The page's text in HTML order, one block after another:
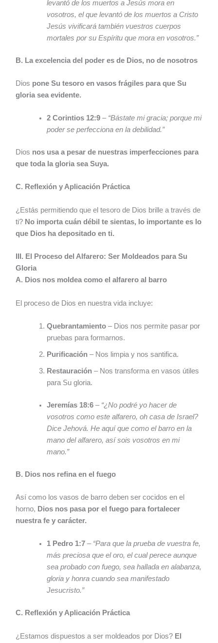
levantó de los muertos a Jesús mora en
vosotros, el que levantó de los muertos a Cristo
Jesús vivificará también vuestros cuerpos
mortales por su Espíritu que mora en vosotros.”
B. La excelencia del poder es de Dios, no de nosotros
Dios pone Su tesoro en vasos frágiles para que Su
gloria sea evidente.
2 Corintios 12:9 – “Bástate mi gracia; porque mi
poder se perfecciona en la debilidad.”
Dios nos usa a pesar de nuestras imperfecciones para
que toda la gloria sea Suya.
C. Reflexión y Aplicación Práctica
¿Estás permitiendo que el tesoro de Dios brille a través de
ti? No importa cuán débil te sientas, lo importante es lo
que Dios ha depositado en ti.
III. El Proceso del Alfarero: Ser Moldeados para Su
Gloria
A. Dios nos moldea como el alfarero al barro
El proceso de Dios en nuestra vida incluye:
Quebrantamiento – Dios nos permite pasar por
pruebas para formarnos.
Purificación – Nos limpia y nos santifica.
Restauración – Nos transforma en vasos útiles
para Su gloria.
Jeremías 18:6 – “¿No podré yo hacer de
vosotros como este alfarero, oh casa de Israel?
Dice Jehová. He aquí que como el barro en la
mano del alfarero, así sois vosotros en mi
mano.”
B. Dios nos refina en el fuego
Así como los vasos de barro deben ser cocidos en el
horno, Dios nos pasa por el fuego para fortalecer
nuestra fe y carácter.
1 Pedro 1:7 – “Para que la prueba de vuestra fe,
más preciosa que el oro, el cual perece aunque
sea probado con fuego, sea hallada en alabanza,
gloria y honra cuando sea manifestado
Jesucristo.”
C. Reflexión y Aplicación Práctica
¿Estamos dispuestos a ser moldeados por Dios? El